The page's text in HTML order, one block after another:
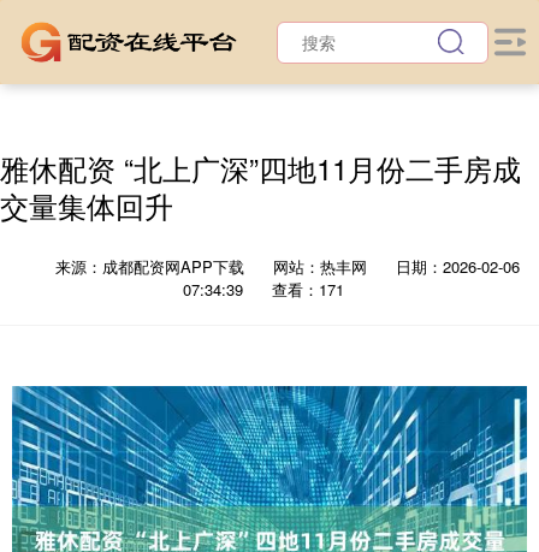
雅休配资 “北上广深”四地11月份二手房成
交量集体回升
来源：成都配资网APP下载 网站：热丰网
日期：2026-02-06
07:34:39
查看：171